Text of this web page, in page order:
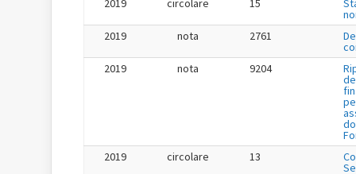
2019
circolare 15
2019
nota 2761
2019
nota 9204
2019
circolare 13